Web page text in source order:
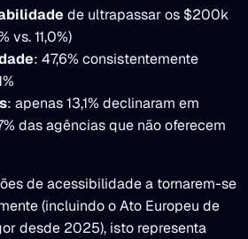
de ultrapassar os $200k
vs. 11,0%)
: 47,6% consistentemente
: apenas 13,1% declinaram em
das agências que não oferecem
de acessibilidade a tornarem-se
(incluindo o Ato Europeu de
desde 2025), isto representa